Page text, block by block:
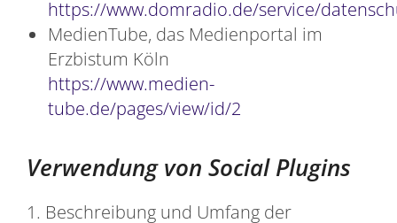
https://www.domradio.de/service/
MedienTube, das Medienportal im
Erzbistum Köln
https://www.medien-
tube.de/pages/view/id/2
Verwendung von Social Plugins
1. Beschreibung und Umfang der